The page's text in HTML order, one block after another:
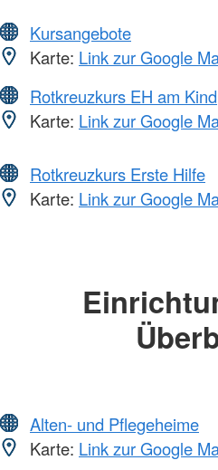
Kursangebote
Karte: Link zur Google
Rotkreuzkurs EH am Kind
Karte: Link zur Google
Rotkreuzkurs Erste Hilfe
Karte: Link zur Google
Alten- und Pflegeheime
Karte: Link zur Google